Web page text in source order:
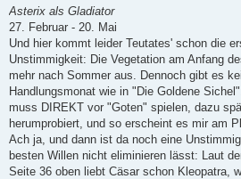
Asterix als Gladiator
27. Februar - 20. Mai
Und hier kommt leider Teutates' schon die
Unstimmigkeit: Die Vegetation am Anfang
mehr nach Sommer aus. Dennoch gibt es
Handlungsmonat wie in "Die Goldene
muss DIREKT vor "Goten" spielen, dazu
herumprobiert, und so erscheint es mir am
Ach ja, und dann ist da noch eine
besten Willen nicht eliminieren lässt: Laut
Seite 36 oben liebt Cäsar schon Kleopatra,